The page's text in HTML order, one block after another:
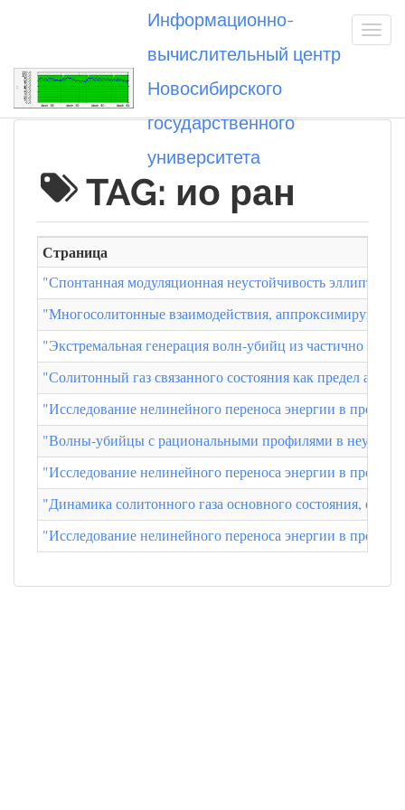
Информационно-
вычислительный центр
Новосибирского
государственного
университета
Вы посетили
TAG: ио ран
Страница
"Спонтанная модуляционная неустойчивость
"Многосолитонные взаимодействия,
"Экстремальная генерация волн-убийц из частично
"Солитонный газ связанного состояния как предел
"Исследование нелинейного переноса энергии в
"Волны-убийцы с рациональными профилями в
"Исследование нелинейного переноса энергии в
"Динамика солитонного газа основного состояния,
"Исследование нелинейного переноса энергии в